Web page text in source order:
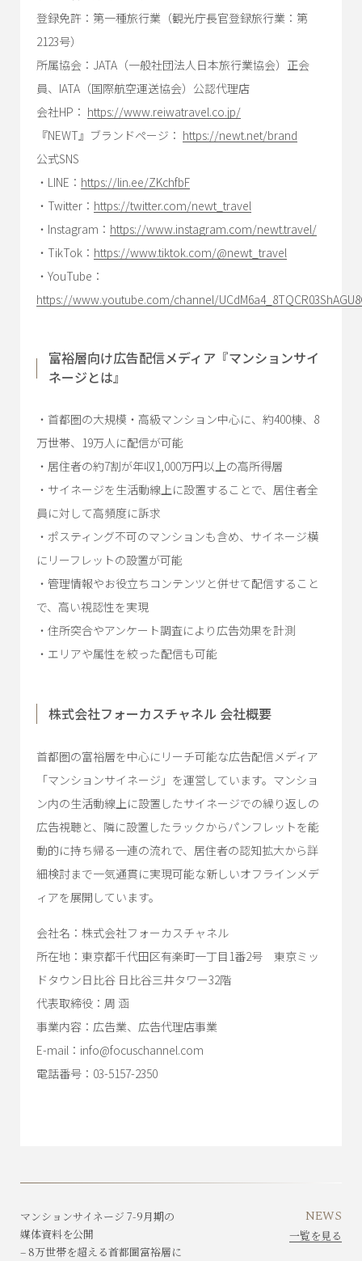
登録免許：第一種旅行業（観光庁長官登録旅行業：第
2123号）
所属協会：JATA（一般社団法人日本旅行業協会）正会
員、IATA（国際航空運送協会）公認代理店
会社HP： https://www.reiwatravel.co.jp/
『NEWT』ブランドページ： https://newt.net/brand
公式SNS
・LINE： https://lin.ee/ZKchfbF
・Twitter： https://twitter.com/newt_travel
・Instagram： https://www.instagram.com/newt.travel/
・TikTok： https://www.tiktok.com/@newt_travel
・YouTube：
https://www.youtube.com/channel/
富裕層向け広告配信メディア『マンションサイ
ネージとは』
・首都圏の大規模・高級マンション中心に、約400棟、8
万世帯、19万人に配信が可能
・居住者の約7割が年収1,000万円以上の高所得層
・サイネージを生活動線上に設置することで、居住者全
員に対して高頻度に訴求
・ポスティング不可のマンションも含め、サイネージ横
にリーフレットの設置が可能
・管理情報やお役立ちコンテンツと併せて配信すること
で、高い視認性を実現
・住所突合やアンケート調査により広告効果を計測
・エリアや属性を絞った配信も可能
株式会社フォーカスチャネル 会社概要
首都圏の富裕層を中心にリーチ可能な広告配信メディア
「マンションサイネージ」を運営しています。マンショ
ン内の生活動線上に設置したサイネージでの繰り返しの
広告視聴と、隣に設置したラックからパンフレットを能
動的に持ち帰る一連の流れで、居住者の認知拡大から詳
細検討まで一気通貫に実現可能な新しいオフラインメデ
ィアを展開しています。
会社名：株式会社フォーカスチャネル
所在地：東京都千代田区有楽町一丁目1番2号 東京ミッ
ドタウン日比谷 日比谷三井タワー32階
代表取締役：周 涵
事業内容：広告業、広告代理店事業
E-mail：info@focuschannel.com
電話番号：03-5157-2350
マンションサイネージ 7-9月期の
媒体資料を公開
– 8万世帯を超える首都圏富裕層に
NEWS
一覧を見る